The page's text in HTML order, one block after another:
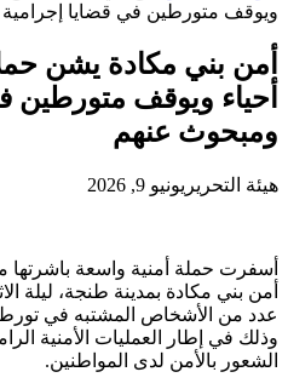
ويوقف متورطين في قضايا
أمن بني مكادة يشن
أحياء ويوقف متورطين
ومبحوث عنهم
هيئة التحرير يونيو 9, 2026
أسفرت حملة أمنية واسعة باشرتها
عدد من الأشخاص المشتبه في
وذلك في إطار العمليات الأمنية
الشعور بالأمن لدى المواطنين.